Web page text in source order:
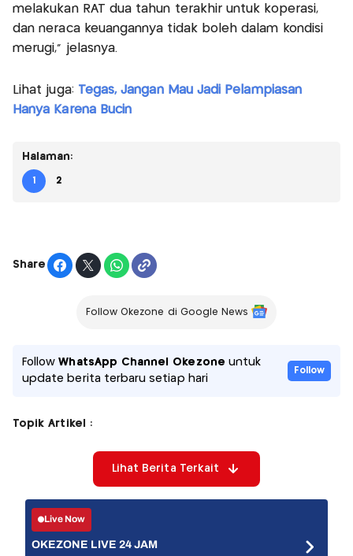
melakukan RAT dua tahun terakhir untuk koperasi,
dan neraca keuangannya tidak boleh dalam kondisi
merugi," jelasnya.
Lihat juga: Tegas, Jangan Mau Jadi Pelampiasan
Hanya Karena Bucin
Halaman:
1 2
Share
Follow Okezone di Google News
FollowWhatsApp Channel Okezone untuk
update berita terbaru setiap hari
Follow
Topik Artikel :
Lihat Berita Terkait
Live Now
OKEZONE LIVE 24 JAM